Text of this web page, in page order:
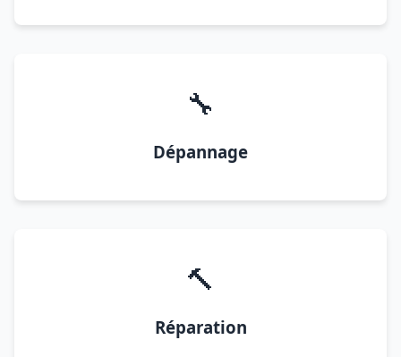
🔧
Dépannage
🔨
Réparation